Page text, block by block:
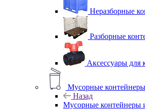
Неразборные
Разборные
Аксессуары для
Мусорные
Назад
Мусорные контейнеры